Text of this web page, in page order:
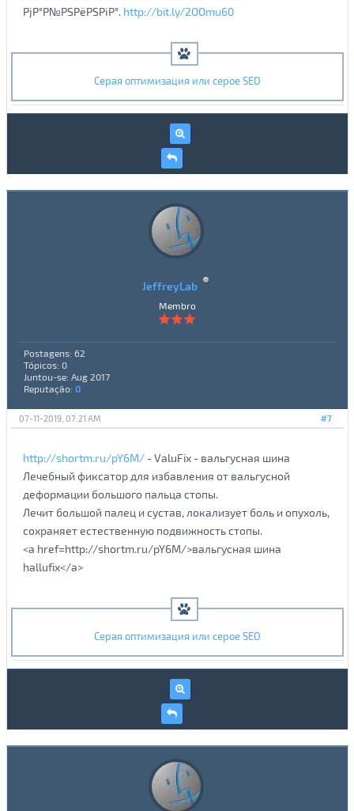
РјР°Р№РЅРёРЅРіР°. http://bit.ly/2OOmu60
Серая оптимизация или серое SEO
JeffreyLab
Membro
Postagens: 62
Tópicos: 0
Juntou-se: Aug 2017
Reputação: 0
#7
07-11-2019, 07:21 AM
http://shortm.ru/pY6M/- ValuFix - вальгусная шина
Лечебный фиксатор для избавления от вальгусной
деформации большого пальца стопы.
Лечит большой палец и сустав, локализует боль и опухоль,
сохраняет естественную подвижность стопы.
<a href=http://shortm.ru/pY6M/>вальгусная шина
hallufix</a>
Серая оптимизация или серое SEO